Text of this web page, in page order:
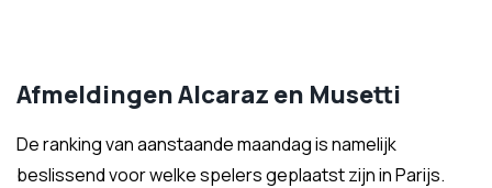
Afmeldingen Alcaraz en Musetti
De ranking van aanstaande maandag is namelijk
beslissend voor welke spelers geplaatst zijn in Parijs.